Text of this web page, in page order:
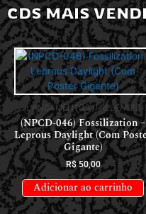
CDS MAIS
LANÇAMENTOS // RELEASES
(NPCD-046) Fossilization –
Leprous Daylight (Com
Gigante)
R$50,00
Adicionar ao carrinho